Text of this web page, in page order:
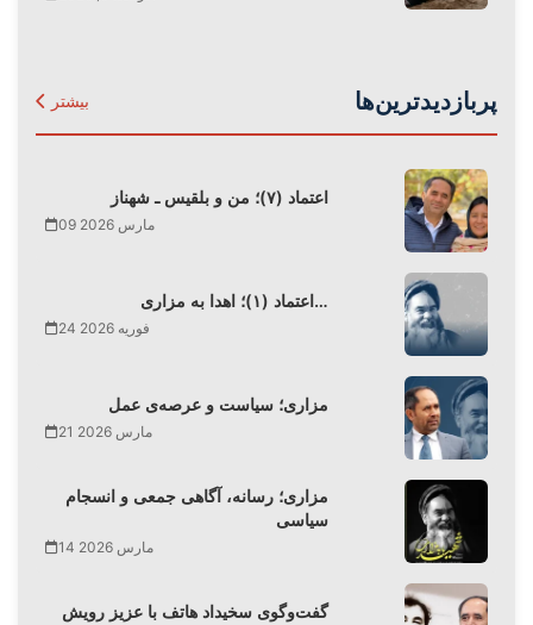
پربازدیدترین‌ها بیشتر
اعتماد (۷)؛ من و بلقیس ـ شهناز
09 مارس 2026
اعتماد (۱)؛ اهدا به مزاری…
24 فوریه 2026
مزاری؛ سیاست و عرصه‌ی عمل
21 مارس 2026
مزاری؛ رسانه، آگاهی جمعی و انسجام
سیاسی
14 مارس 2026
گفت‌وگوی سخیداد هاتف با عزیز رویش